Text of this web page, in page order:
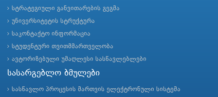
სტრატეგიული განვითარების გეგმა
უნივერსიტეტის სტრუქტურა
საკონტაქტო ინფორმაცია
სტუდენტური თვითმმართველობა
ავტორიზებული უმაღლესი სასწავლებლები
სასარგებლო ბმულები
სასწავლო პროცესის მართვის ელექტრონული სისტემა